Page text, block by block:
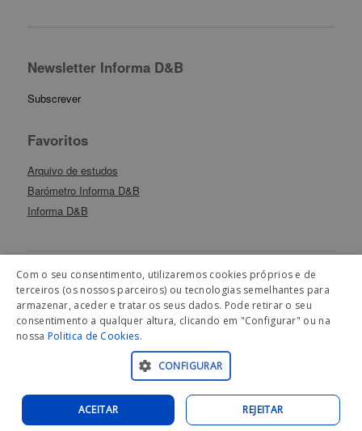
Newsletter Informa D&B
Subscrever
Favoritos
Arquivo de estudos
Barómetro Informa D&B
Informa D&B
Artigos Relacionados
© 2026 Informa D&B, Lda. |Política de privacidade
de cookies
Com o seu consentimento, utilizaremos cookies próprios e de
terceiros (os nossos parceiros) ou tecnologias semelhantes para
armazenar, aceder e tratar os seus dados. Pode retirar o seu
consentimento a qualquer altura, clicando em "Configurar" ou na
nossa Politica de Cookies.
CONFIGURAR
ACEITAR REJEITAR